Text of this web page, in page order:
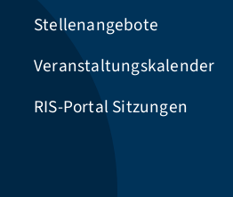
Stellenangebote
Veranstaltungskalender
RIS-Portal Sitzungen